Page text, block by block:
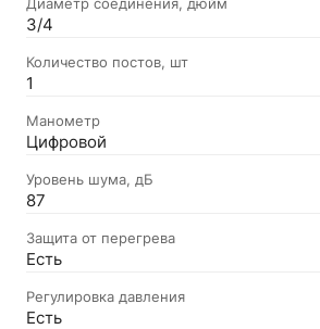
3/4
Количество постов, шт
1
Манометр
Цифровой
Уровень шума, дБ
87
Защита от перегрева
Есть
Регулировка давления
Есть